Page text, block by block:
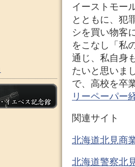
イーストモー
とともに、犯
シを買い物客
をこなし「私
通じ、私自身
たいと思いま
で、高校を卒
リーペーパー
関連サイト
北海道北見商
北海道警察北